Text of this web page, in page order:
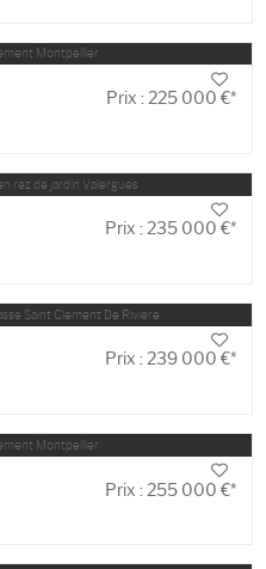
Prix : 225 000 €*
Prix : 235 000 €*
Prix : 239 000 €*
Prix : 255 000 €*